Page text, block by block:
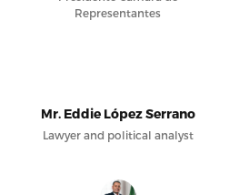
Representantes
Mr. Eddie López Serrano
Lawyer and political analyst